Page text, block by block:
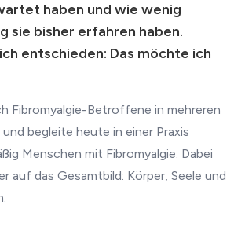
haben und wie wenig
sie bisher erfahren haben.
entschieden: Das möchte ich
Fibromyalgie-Betroffene in mehreren
begleite heute in einer Praxis
Menschen mit Fibromyalgie. Dabei
auf das Gesamtbild: Körper, Seele und